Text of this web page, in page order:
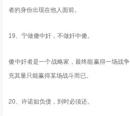
者的身份出现在他人面前。
19、宁做傻中奸，不做奸中傻。
傻中奸者是一个战略家，最终能赢得一场战
充其量只能赢得某场战斗而已。
20、许诺如负债，到时必须还。